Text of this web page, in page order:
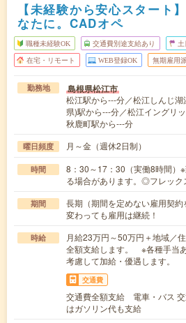
【未経験から安心スタート
なたに。CADオペ
職種未経験OK 交通費別途支給あり
在宅・リモート WEB登録OK 無期雇用
勤務地 島根県松江市
松江駅から---分／松江しんじ
県)駅から---分／松江イングリ
秋鹿町駅から---分
曜日頻度 月～金（週休2日制）
時間
8：30～17：30（実働8時間）
る場合があります。◎フレッ
期間
長期（期間を定めない雇用契
変わっても雇用は継続！
時給
月給23万円～50万円＋地域／
全額支給します。 ※各種手当
考慮して加給・優遇します。
交通費
交通費全額支給 電車・バス
はガソリン代も支給